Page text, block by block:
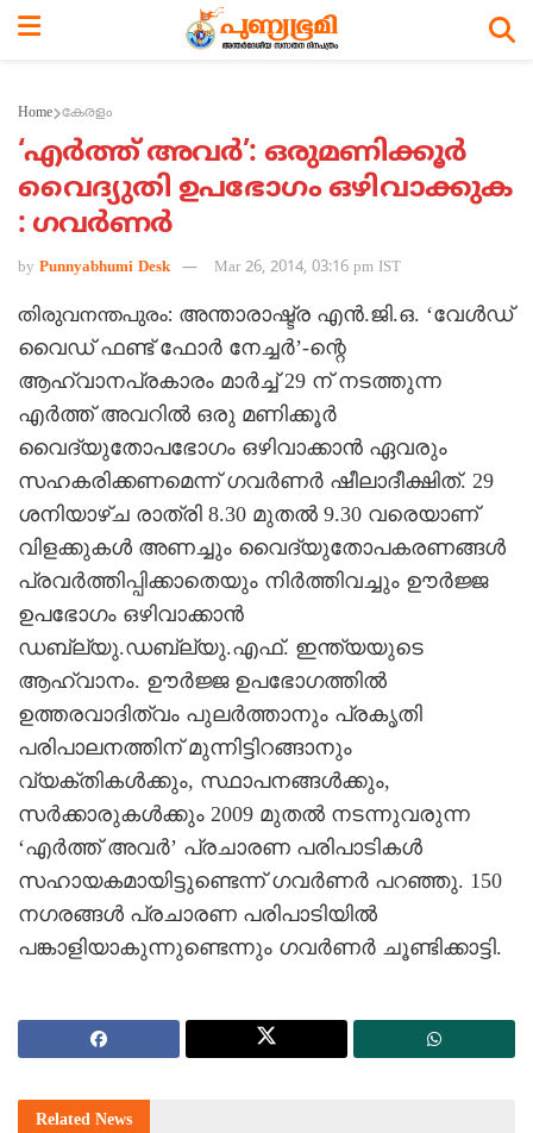
Home കേരളം
‘എര്‍ത്ത് അവര്‍’: ഒരുമണിക്കൂര്‍
വൈദ്യുതി ഉപഭോഗം ഒഴിവാക്കുക
: ഗവര്‍ണര്‍
by Punnyabhumi Desk Mar 26, 2014, 03:16 pm IST
തിരുവനന്തപുരം: അന്താരാഷ്ട്ര എന്‍.ജി.ഒ. ‘വേള്‍ഡ്
വൈഡ് ഫണ്ട് ഫോര്‍ നേച്ചര്‍’-ന്റെ
ആഹ്വാനപ്രകാരം മാര്‍ച്ച് 29 ന് നടത്തുന്ന
എര്‍ത്ത് അവറില്‍ ഒരു മണിക്കൂര്‍
വൈദ്യുതോപഭോഗം ഒഴിവാക്കാന്‍ ഏവരും
സഹകരിക്കണമെന്ന് ഗവര്‍ണര്‍ ഷീലാദീക്ഷിത്. 29
ശനിയാഴ്ച രാത്രി 8.30 മുതല്‍ 9.30 വരെയാണ്
വിളക്കുകള്‍ അണച്ചും വൈദ്യുതോപകരണങ്ങള്‍
പ്രവര്‍ത്തിപ്പിക്കാതെയും നിര്‍ത്തിവച്ചും ഊര്‍ജ്ജ
ഉപഭോഗം ഒഴിവാക്കാന്‍
ഡബ്ല്യു.ഡബ്ല്യു.എഫ്. ഇന്ത്യയുടെ
ആഹ്വാനം. ഊര്‍ജ്ജ ഉപഭോഗത്തില്‍
ഉത്തരവാദിത്വം പുലര്‍ത്താനും പ്രകൃതി
പരിപാലനത്തിന് മുന്നിട്ടിറങ്ങാനും
വ്യക്തികള്‍ക്കും, സ്ഥാപനങ്ങള്‍ക്കും,
സര്‍ക്കാരുകള്‍ക്കും 2009 മുതല്‍ നടന്നുവരുന്ന
‘എര്‍ത്ത് അവര്‍’ പ്രചാരണ പരിപാടികള്‍
സഹായകമായിട്ടുണ്ടെന്ന് ഗവര്‍ണര്‍ പറഞ്ഞു. 150
നഗരങ്ങള്‍ പ്രചാരണ പരിപാടിയില്‍
പങ്കാളിയാകുന്നുണ്ടെന്നും ഗവര്‍ണര്‍ ചൂണ്ടിക്കാട്ടി.
Related News